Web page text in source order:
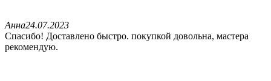
Анна24.07.2023
Спасибо! Доставлено быстро. покупкой довольна, мастера
рекомендую.